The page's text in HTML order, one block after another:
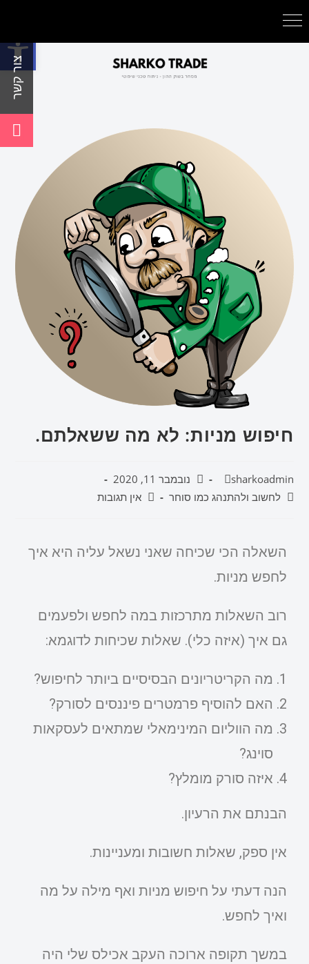
חיפוש מניות: לא מה ששאלתם.
sharkoadmin
נובמבר 11, 2020
לחשוב ולהתנהג כמו סוחר
אין תגובות
השאלה הכי שכיחה שאני נשאל עליה היא איך
לחפש מניות.
רוב השאלות מתרכזות במה לחפש ולפעמים
גם איך (איזה כלי). שאלות שכיחות לדוגמא:
מה הקריטריונים הבסיסיים ביותר לחיפוש?
האם להוסיף פרמטרים פיננסים לסורק?
מה הווליום המינימאלי שמתאים לעסקאות
סוינג?
איזה סורק מומלץ?
הבנתם את הרעיון.
אין ספק, שאלות חשובות ומעניינות.
הנה דעתי על חיפוש מניות ואף מילה על מה
ואיך לחפש.
במשך תקופה ארוכה העקב אכילס שלי היה
פתח סרגל נגישות